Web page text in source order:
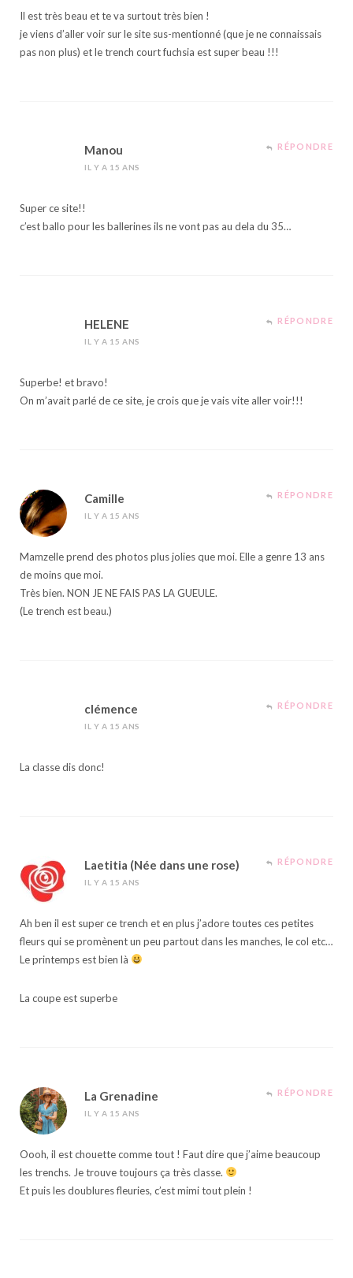
Il est très beau et te va surtout très bien !
je viens d’aller voir sur le site sus-mentionné (que je ne connaissais
pas non plus) et le trench court fuchsia est super beau !!!
Manou
IL Y A 15 ANS
RÉPONDRE
Super ce site!!
c’est ballo pour les ballerines ils ne vont pas au dela du 35…
HELENE
IL Y A 15 ANS
RÉPONDRE
Superbe! et bravo!
On m’avait parlé de ce site, je crois que je vais vite aller voir!!!
Camille
IL Y A 15 ANS
RÉPONDRE
Mamzelle prend des photos plus jolies que moi. Elle a genre 13 ans
de moins que moi.
Très bien. NON JE NE FAIS PAS LA GUEULE.
(Le trench est beau.)
clémence
IL Y A 15 ANS
RÉPONDRE
La classe dis donc!
Laetitia (Née dans une rose)
IL Y A 15 ANS
RÉPONDRE
Ah ben il est super ce trench et en plus j’adore toutes ces petites
fleurs qui se promènent un peu partout dans les manches, le col etc…
Le printemps est bien là
La coupe est superbe
La Grenadine
IL Y A 15 ANS
RÉPONDRE
Oooh, il est chouette comme tout ! Faut dire que j’aime beaucoup
les trenchs. Je trouve toujours ça très classe.
Et puis les doublures fleuries, c’est mimi tout plein !